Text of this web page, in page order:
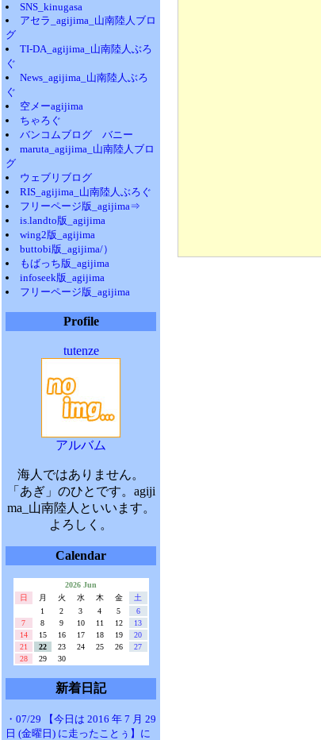
SNS_kinugasa
アセラ_agijima_山南陸人ブロ
グ
TI-DA_agijima_山南陸人ぶろ
ぐ
News_agijima_山南陸人ぶろ
ぐ
空メーagijima
ちゃろぐ
バンコムブログ バニー
maruta_agijima_山南陸人ブロ
グ
ウェブリブログ
RIS_agijima_山南陸人ぶろぐ
フリーページ版_agijima⇒
is.landto版_agijima
wing2版_agijima
buttobi版_agijima/）
もばっち版_agijima
infoseek版_agijima
フリーページ版_agijima
Profile
tutenze
アルバム
海人ではありません。
「あぎ」のひとです。agiji
ma_山南陸人といいます。
よろしく。
Calendar
2026 Jun
日
月 火 水 木 金
土
1
2 3 4 5
6
7
8 9 10 11 12
13
14
15 16 17 18 19
20
21
22 23 24 25 26
27
28
29 30
新着日記
・07/29 【今日は 2016 年 7 月 29
日 (金曜日) に走ったことぅ】に